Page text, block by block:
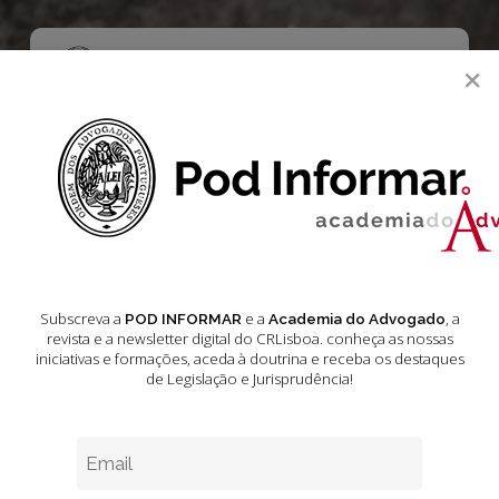
main
Menu
Jurisprudência 210
O conteúdo apresentado nas páginas seguintes não esgota todas
Jurisprudência
×
Subscreva a POD INFORMARe a Academia do Advogado, a
revista e a newsletter digital do CRLisboa. conheça as nossas
iniciativas e formações, aceda à doutrina e receba os destaques
de Legislação e Jurisprudência!